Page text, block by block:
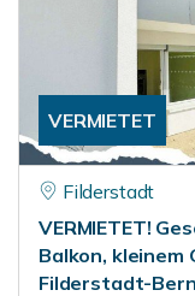
VERMIETET
Filderstadt
VERMIETET!
Balkon, kleinem
Filderstadt-